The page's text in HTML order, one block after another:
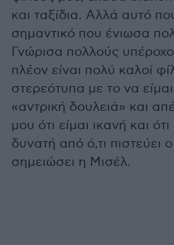
και ταξίδια. Αλλά αυτό
σημαντικό που ένιωσα
Γνώρισα πολλούς
πλέον είναι πολύ καλοί
στερεότυπα με το να
«αντρική δουλειά» και
μου ότι είμαι ικανή και
δυνατή από ό,τι πιστεύει
σημειώσει η Μισέλ.